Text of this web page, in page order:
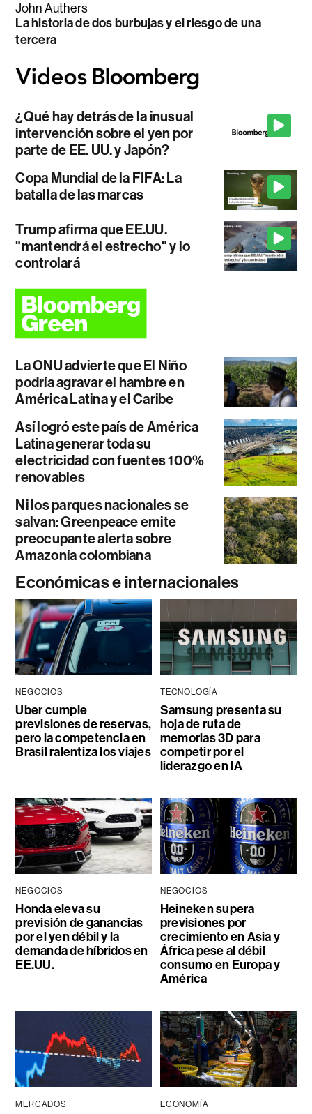
John Authers
La historia de dos burbujas y el riesgo de una
tercera
¿Qué hay detrás de la inusual
intervención sobre el yen por
parte de EE. UU. y Japón?
Copa Mundial de la FIFA: La
batalla de las marcas
Trump afirma que EE.UU.
"mantendrá el estrecho" y lo
controlará
La ONU advierte que El Niño
podría agravar el hambre en
América Latina y el Caribe
Así logró este país de América
Latina generar toda su
electricidad con fuentes 100%
renovables
Ni los parques nacionales se
salvan: Greenpeace emite
preocupante alerta sobre
Amazonía colombiana
Económicas e internacionales
NEGOCIOS
Uber cumple
previsiones de reservas,
pero la competencia en
Brasil ralentiza los viajes
TECNOLOGÍA
Samsung presenta su
hoja de ruta de
memorias 3D para
competir por el
liderazgo en IA
NEGOCIOS
Honda eleva su
previsión de ganancias
por el yen débil y la
demanda de híbridos en
EE.UU.
NEGOCIOS
Heineken supera
previsiones por
crecimiento en Asia y
África pese al débil
consumo en Europa y
América
MERCADOS ECONOMÍA